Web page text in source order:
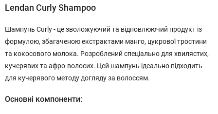
Lendan Curly Shampoo
Шампунь Curly - це зволожуючий та відновлюючий продукт із
формулою, збагаченою екстрактами манго, цукрової тростини
та кокосового молока. Розроблений спеціально для хвилястих,
кучерявих та афро-волосих. Цей шампунь ідеально підходить
для кучерявого методу догляду за волоссям.
Основні компоненти: